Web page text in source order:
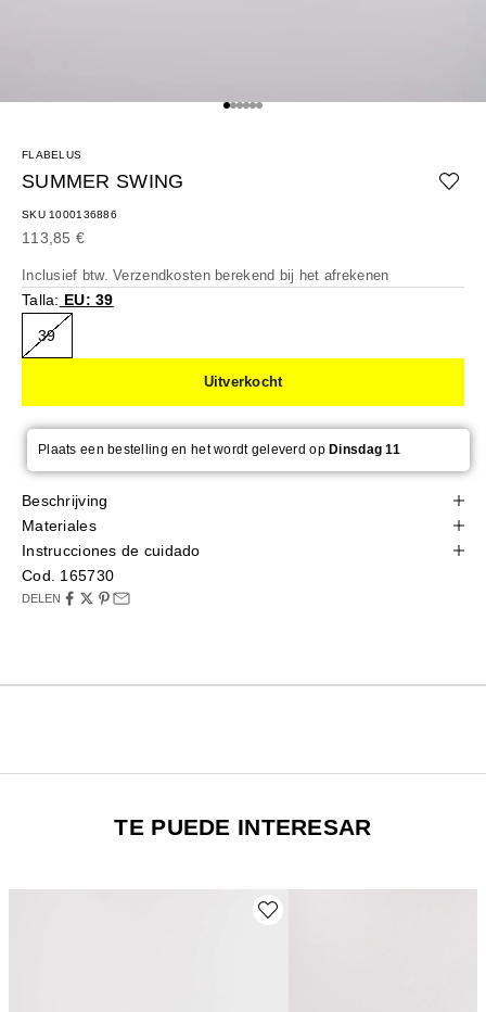
Naar artikel 1
Naar artikel 2
Naar artikel 3
Naar artikel 4
Naar artikel 5
Naar artikel 6
FLABELUS
SUMMER SWING
SKU 1000136886
Aanbiedingsprijs
113,85 €
Inclusief btw.Verzendkosten berekend bij het afrekenen
Talla: EU: 39
39
Uitverkocht
Plaats een bestelling en het wordt geleverd opDinsdag 11
Beschrijving
Materiales
Instrucciones de cuidado
Cod. 165730
DELEN
TE PUEDE INTERESAR